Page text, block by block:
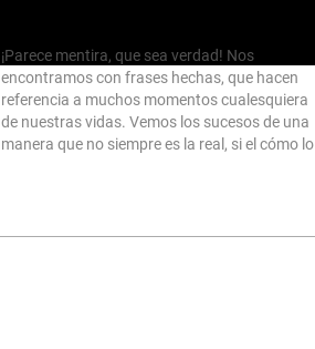
¡Parece mentira, que sea verdad! Nos
encontramos con frases hechas, que hacen
referencia a muchos momentos cualesquiera
de nuestras vidas. Vemos los sucesos de una
manera que no siempre es la real, si el cómo lo